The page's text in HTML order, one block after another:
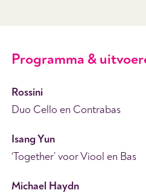
Programma &
Rossini
Duo Cello en Contrabas
Isang Yun
‘Together’ voor Viool en Bas
Michael Haydn